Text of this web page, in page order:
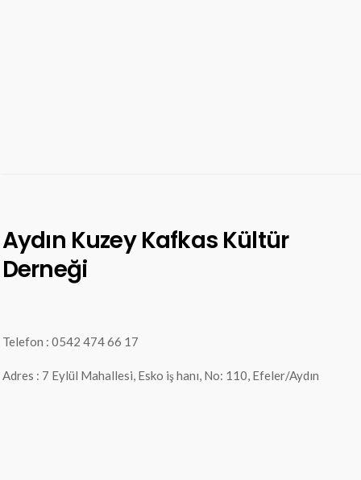
Aydın Kuzey Kafkas Kültür
Derneği
Telefon : 0542 474 66 17
Adres : 7 Eylül Mahallesi, Esko iş hanı, No: 110, Efeler/Aydın